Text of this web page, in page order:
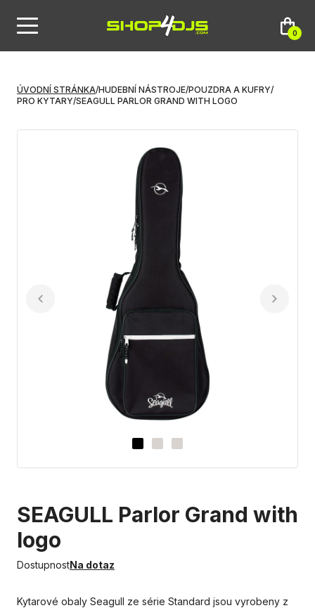
0
ÚVODNÍ STRÁNKA/HUDEBNÍ NÁSTROJE/POUZDRA A KUFRY/
PRO KYTARY/SEAGULL PARLOR GRAND WITH LOGO
SEAGULL Parlor Grand with
logo
DostupnostNa dotaz
Kytarové obaly Seagull ze série Standard jsou vyrobeny z